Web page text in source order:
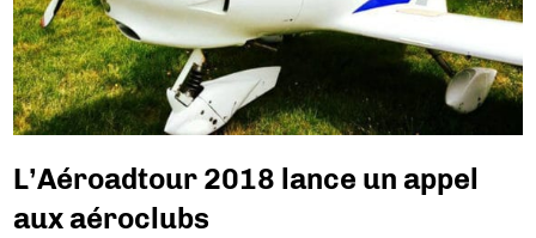
L’Aéroadtour 2018 lance un appel
aux aéroclubs